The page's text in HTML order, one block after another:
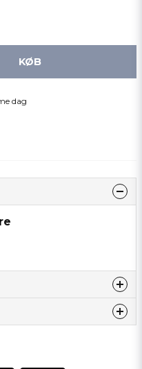
KØB
dag
produkt...